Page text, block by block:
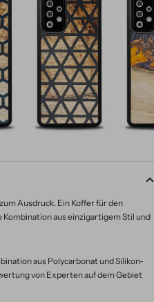
Ausdruck. Ein Koffer für den
aus einzigartigem Stil und
aus Polycarbonat und Silikon-
von Experten auf dem Gebiet